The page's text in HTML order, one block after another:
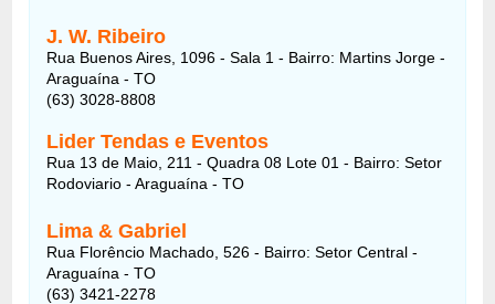
J. W. Ribeiro
Rua Buenos Aires, 1096 - Sala 1 - Bairro: Martins Jorge -
Araguaína - TO
(63) 3028-8808
Lider Tendas e Eventos
Rua 13 de Maio, 211 - Quadra 08 Lote 01 - Bairro: Setor
Rodoviario - Araguaína - TO
Lima & Gabriel
Rua Florêncio Machado, 526 - Bairro: Setor Central -
Araguaína - TO
(63) 3421-2278